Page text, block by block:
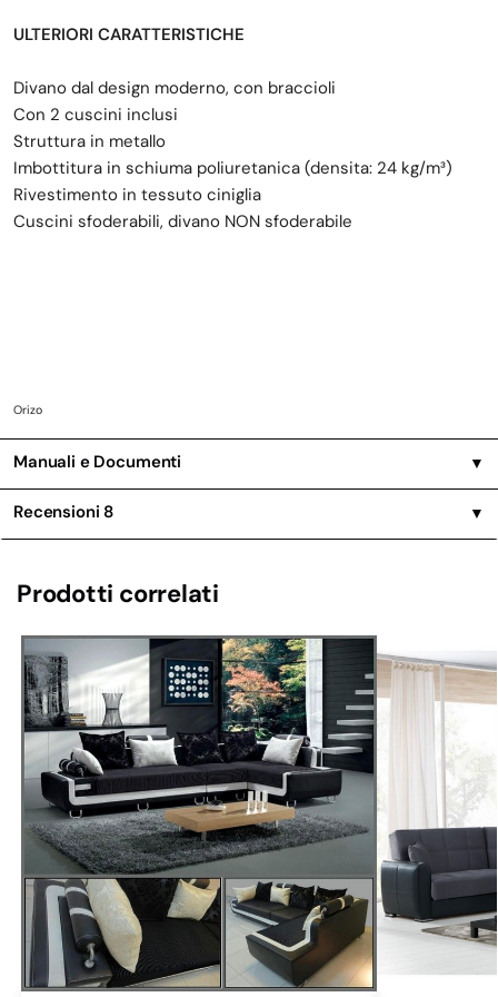
ULTERIORI CARATTERISTICHE
Divano dal design moderno, con braccioli
Con 2 cuscini inclusi
Struttura in metallo
Imbottitura in schiuma poliuretanica (densita: 24 kg/m³)
Rivestimento in tessuto ciniglia
Cuscini sfoderabili, divano NON sfoderabile
Orizo
Manuali e Documenti ▼
Recensioni 8 ▼
Prodotti correlati